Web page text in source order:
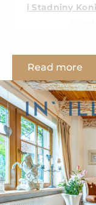
premium,
Wyjątkowy dom
i Stadniny
Zanurz się w
domu
stworzone z
dobry gust, styl
Read more